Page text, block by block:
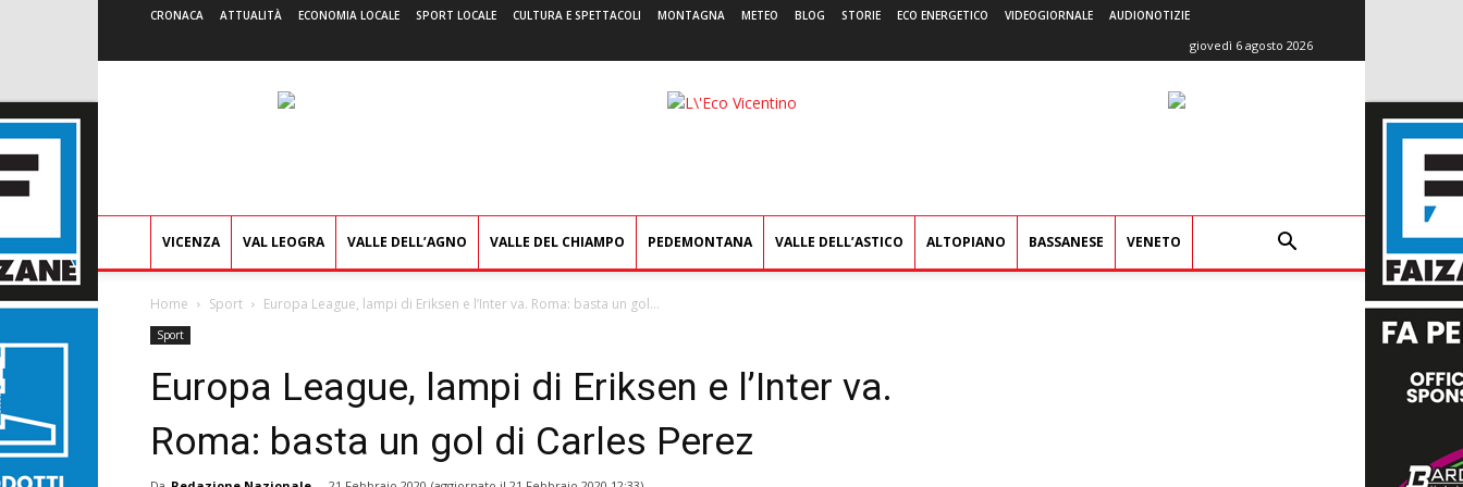
CRONACA ATTUALITÀ ECONOMIA LOCALE SPORT LOCALE CULTURA E SPETTACOLI MONTAGNA METEO BLOG STORIE ECO ENERGETICO VIDEOGIORNALE AUDIONOTIZIE
giovedì 6 agosto 2026
L'Eco
VICENZA VAL LEOGRA VALLE DELL’AGNO VALLE DEL CHIAMPO PEDEMONTANA VALLE DELL’ASTICO ALTOPIANO BASSANESE VENETO
Home Sport Europa League, lampi di Eriksen e l’Inter va. Roma: basta un gol...
Sport
Europa League, lampi di Eriksen e l’Inter va.
Roma: basta un gol di Carles Perez